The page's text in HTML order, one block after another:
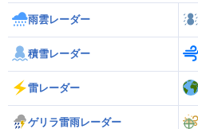
雨雲レーダー
積雪レーダー
雷レーダー
ゲリラ雷雨レーダー